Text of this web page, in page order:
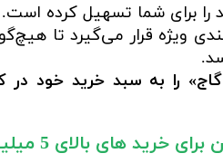
را برای شما تسهیل کرده است.
ویژه قرار می‌گیرد تا
را به سبد خرید خود
خرید های بالای 5 میلیون تومان)